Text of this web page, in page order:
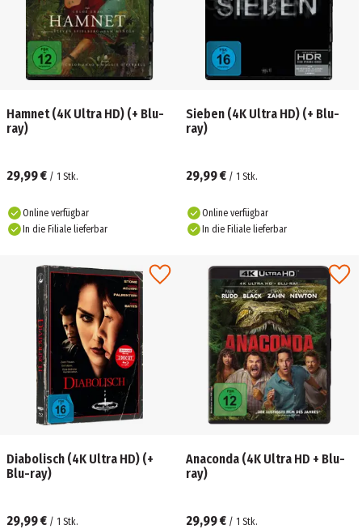
Hamnet (4K Ultra HD) (+ Blu-
ray)
29,99 € / 1 Stk.
Online verfügbar
In die Filiale lieferbar
Sieben (4K Ultra HD) (+ Blu-
ray)
29,99 € / 1 Stk.
Online verfügbar
In die Filiale lieferbar
Diabolisch (4K Ultra HD) (+
Blu-ray)
29,99 € / 1 Stk.
Anaconda (4K Ultra HD + Blu-
ray)
29,99 € / 1 Stk.